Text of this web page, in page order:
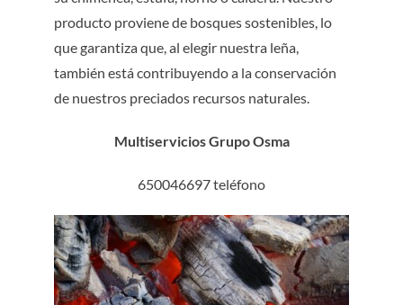
producto proviene de bosques sostenibles, lo
que garantiza que, al elegir nuestra leña,
también está contribuyendo a la conservación
de nuestros preciados recursos naturales.
Multiservicios Grupo Osma
650046697 teléfono